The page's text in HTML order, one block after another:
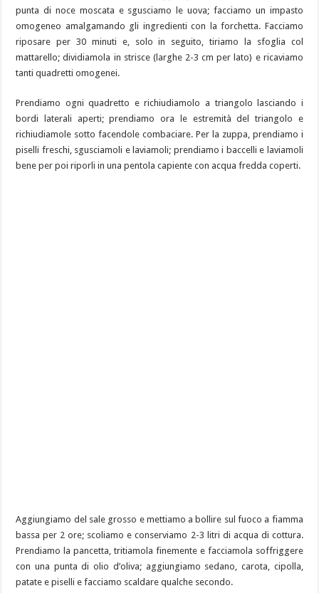
punta di noce moscata e sgusciamo le uova; facciamo un impasto
omogeneo amalgamando gli ingredienti con la forchetta. Facciamo
riposare per 30 minuti e, solo in seguito, tiriamo la sfoglia col
mattarello; dividiamola in strisce (larghe 2-3 cm per lato) e ricaviamo
tanti quadretti omogenei.
Prendiamo ogni quadretto e richiudiamolo a triangolo lasciando i
bordi laterali aperti; prendiamo ora le estremità del triangolo e
richiudiamole sotto facendole combaciare. Per la zuppa, prendiamo i
piselli freschi, sgusciamoli e laviamoli; prendiamo i baccelli e laviamoli
bene per poi riporli in una pentola capiente con acqua fredda coperti.
Aggiungiamo del sale grosso e mettiamo a bollire sul fuoco a fiamma
bassa per 2 ore; scoliamo e conserviamo 2-3 litri di acqua di cottura.
Prendiamo la pancetta, tritiamola finemente e facciamola soffriggere
con una punta di olio d’oliva; aggiungiamo sedano, carota, cipolla,
patate e piselli e facciamo scaldare qualche secondo.